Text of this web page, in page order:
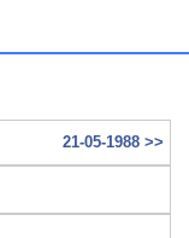
21-05-1988 >>